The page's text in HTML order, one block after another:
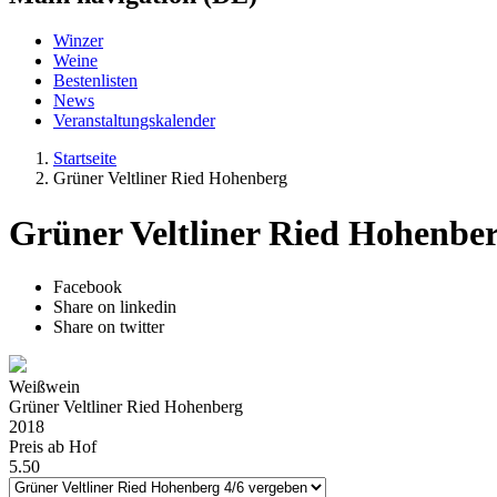
Winzer
Weine
Bestenlisten
News
Veranstaltungskalender
Startseite
Grüner Veltliner Ried Hohenberg
Grüner Veltliner Ried
Facebook
Share on linkedin
Share on twitter
Weißwein
Grüner Veltliner Ried Hohenberg
2018
Preis ab Hof
5.50